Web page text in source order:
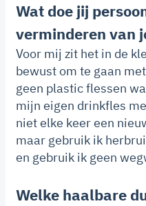
Wat doe jij
verminderen van
Voor mij zit het in de
bewust om te gaan
geen plastic flessen
mijn eigen drinkfles
niet elke keer een
maar gebruik ik
en gebruik ik geen
Welke haalbare